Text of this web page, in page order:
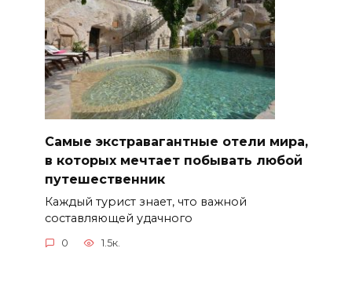
Самые экстравагантные отели мира,
в которых мечтает побывать любой
путешественник
Каждый турист знает, что важной
составляющей удачного
0 1.5к.